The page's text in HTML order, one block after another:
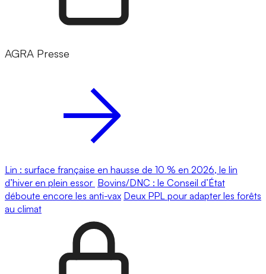
AGRA Presse
Lin : surface française en hausse de 10 % en 2026, le lin
d’hiver en plein essor Bovins/DNC : le Conseil d’État
déboute encore les anti-vax Deux PPL pour adapter les forêts
au climat